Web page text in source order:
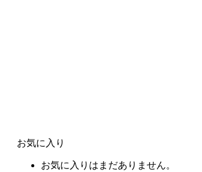
お気に入り
お気に入りはまだありません。